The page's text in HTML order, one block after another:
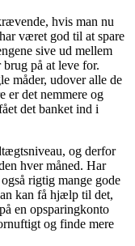
hvis man nu
været god til at spare
sive ud mellem
på at leve for.
måder, udover alle de
er det nemmere og
det banket ind i
og derfor
hver måned. Har
rigtig mange gode
kan få hjælp til det,
en opsparingkonto
og finde mere